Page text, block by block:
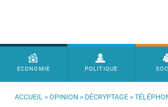
Menu principal
ECONOMIE POLITIQUE
ACCUEIL >OPINION > DÉCRYPTAGE >